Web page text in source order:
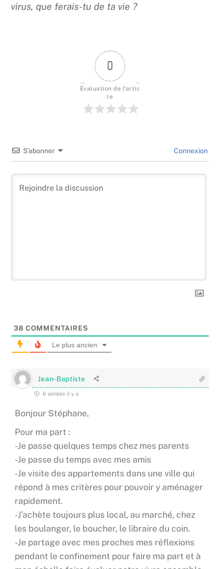
virus, que ferais-tu de ta vie ?
0
Évaluation de l'artic
le
S’abonner Connexion
38 COMMENTAIRES
Le plus ancien
Jean-Baptiste
6 années il y a
Bonjour Stéphane,
Pour ma part :
-Je passe quelques temps chez mes parents
-Je passe du temps avec mes amis
-Je visite des appartements dans une ville qui
répond à mes critères pour pouvoir y aménager
rapidement.
-J’achète toujours plus local, au marché, chez
les boulanger, le boucher, le libraire du coin.
-Je partage avec mes proches mes réflexions
pendant le confinement pour faire ma part et à